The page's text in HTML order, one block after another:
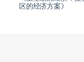
区的经济方案》